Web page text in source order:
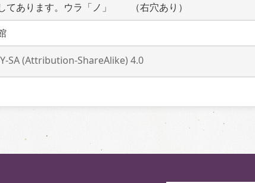
てあります。ウラ「ノ」　　（右穴あり）
SA (Attribution-ShareAlike) 4.0